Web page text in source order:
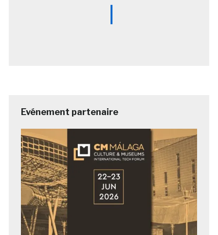
Evénement partenaire